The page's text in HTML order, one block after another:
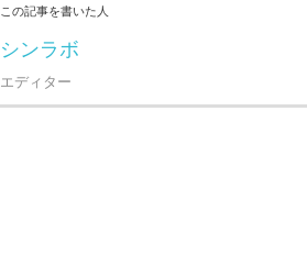
この記事を書いた人
シンラボ
エディター